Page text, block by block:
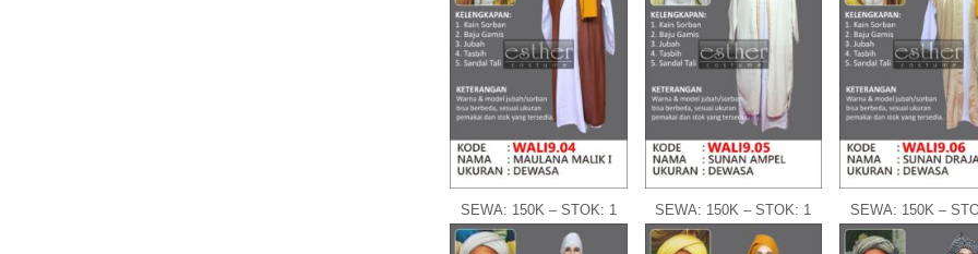
SEWA: 150K – STOK: 1 SEWA: 150K – STOK: 1 SEWA: 150K –